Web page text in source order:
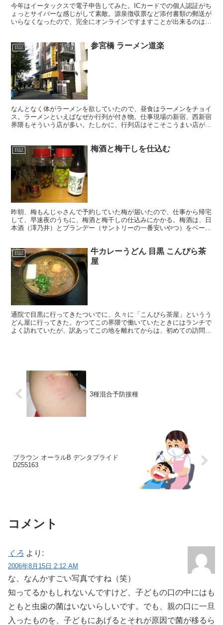
今年はイータックスで電子申告してみた。ICカードでの個人認証がち
ょっとサイバーな感じがして素敵。源泉徴収票など添付書類の郵送が
いらなくなったので、完全にオンラインですますことが出来るのは便
日記 参宮橋 ラーメン道楽
なんとなく体がラーメンを欲していたので、昼食はラーメンをチョイ
ス。ラーメンといえばなぜか行列が付き物。仕事現場の新宿、西新宿
界隈もそういう店が多い。たしかに、行列店はそこそこうまい店が多
日記 梅酒と梅干しを仕込む
昨朝、梅もんじゃさんで予約していた梅が届いたので、仕事から帰宅
して、早速夜のうちに、梅酒と梅干しの仕込みにかかる。梅酒は、日
本酒（澤乃井）とブランデー（サントリーの一番安いやつ）をベース
日記
牛カレーうどん 目黒 こんぴら茶
屋
通院で目黒に行ってきたついでに、久々に「こんぴら茶屋」というう
どん屋に行ってきた。かつてこの界隈で働いていたときにはランチで
よく訪れていたが、訳あってこの地を離れてからは、初めての訪問だ
3種混合予防接種
ブラウン オーラルB デンタプライド
D255163
コメント
くろ より:
2006年8月15日 2:12 AM
な、なんかすごい写真ですね（笑）
知ってるかもしれないんですけど、子どもの口の中にはも
ともと虫歯の菌はいないらしいです。でも、親の口に一旦
入ったものを、子どもにあげるとそれが原因で菌が移るら